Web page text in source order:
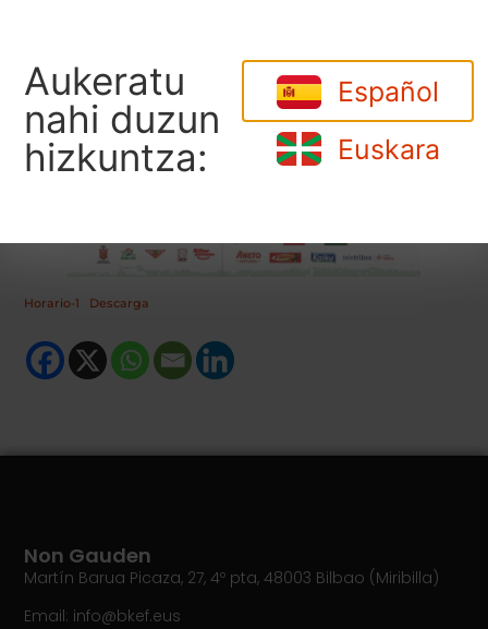
Horario-1 Descarga
Non Gauden
Martín Barua Picaza, 27, 4º pta, 48003 Bilbao (Miribilla)
Email: info@bkef.eus
Aukeratu
nahi duzun
hizkuntza:
Español
Euskara